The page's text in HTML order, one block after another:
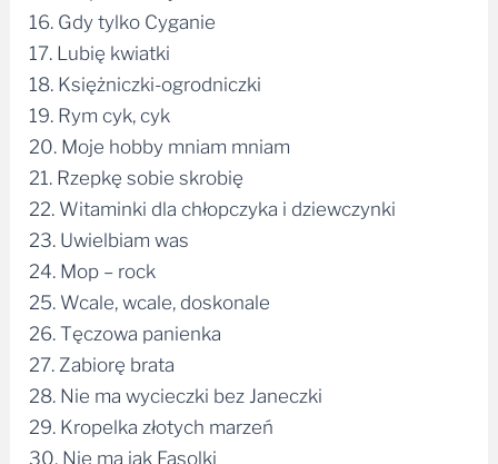
16. Gdy tylko Cyganie
17. Lubię kwiatki
18. Księżniczki-ogrodniczki
19. Rym cyk, cyk
20. Moje hobby mniam mniam
21. Rzepkę sobie skrobię
22. Witaminki dla chłopczyka i dziewczynki
23. Uwielbiam was
24. Mop – rock
25. Wcale, wcale, doskonale
26. Tęczowa panienka
27. Zabiorę brata
28. Nie ma wycieczki bez Janeczki
29. Kropelka złotych marzeń
30. Nie ma jak Fasolki